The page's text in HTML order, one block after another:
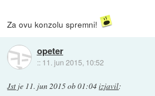
Za ovu konzolu spremni!
opeter
:: 11. jun 2015, 10:52
Jst je 11. jun 2015 ob 01:04izjavil: